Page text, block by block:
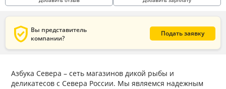
verified_user Вы представитель
компании?
Подать заявку
Азбука Севера – сеть магазинов дикой рыбы и
деликатесов с Севера России. Мы являемся надежным